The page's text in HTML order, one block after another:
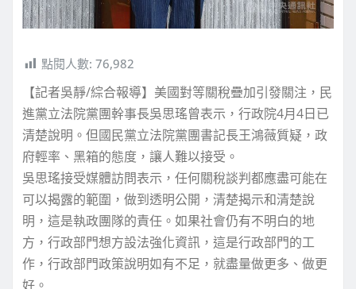
點閱人數: 76,982
【記者吳靜/綜合報導】美國對等關稅疊加引發關注，民
進黨立法院黨團幹事長吳思瑤曾表示，行政院4月4日已
清楚說明。但國民黨立法院黨團書記長王鴻薇質疑，政
府輕率、黑箱的態度，讓人難以接受。
吳思瑤接受媒體訪問表示，任何關稅談判都應盡可能在
可以揭露的範圍，做到透明公開，清楚揭示和清楚說
明，這是執政團隊的責任。如果社會仍有不明白的地
方，行政部門想方設法強化資訊，這是行政部門的工
作，行政部門政策說明如有不足，就盡量做更多、做更
好。